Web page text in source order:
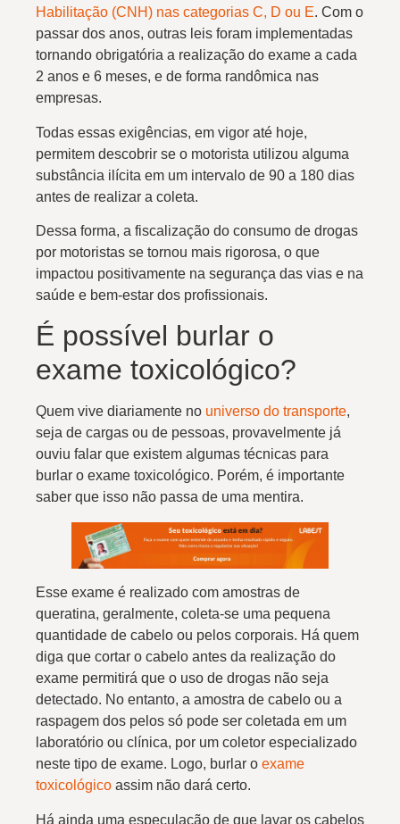
Habilitação (CNH) nas categorias C, D ou E. Com o
passar dos anos, outras leis foram implementadas
tornando obrigatória a realização do exame a cada
2 anos e 6 meses, e de forma randômica nas
empresas.
Todas essas exigências, em vigor até hoje,
permitem descobrir se o motorista utilizou alguma
substância ilícita em um intervalo de 90 a 180 dias
antes de realizar a coleta.
Dessa forma, a fiscalização do consumo de drogas
por motoristas se tornou mais rigorosa, o que
impactou positivamente na segurança das vias e na
saúde e bem-estar dos profissionais.
É possível burlar o
exame toxicológico?
Quem vive diariamente no universo do transporte,
seja de cargas ou de pessoas, provavelmente já
ouviu falar que existem algumas técnicas para
burlar o exame toxicológico. Porém, é importante
saber que isso não passa de uma mentira.
Esse exame é realizado com amostras de
queratina, geralmente, coleta-se uma pequena
quantidade de cabelo ou pelos corporais. Há quem
diga que cortar o cabelo antes da realização do
exame permitirá que o uso de drogas não seja
detectado. No entanto, a amostra de cabelo ou a
raspagem dos pelos só pode ser coletada em um
laboratório ou clínica, por um coletor especializado
neste tipo de exame. Logo, burlar o exame
toxicológico assim não dará certo.
Há ainda uma especulação de que lavar os cabelos